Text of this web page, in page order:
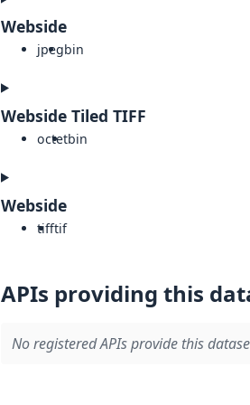
Webside
jpegbin
Webside Tiled TIFF
octetbin
Webside
tifftif
APIs providing this
No registered APIs provide this